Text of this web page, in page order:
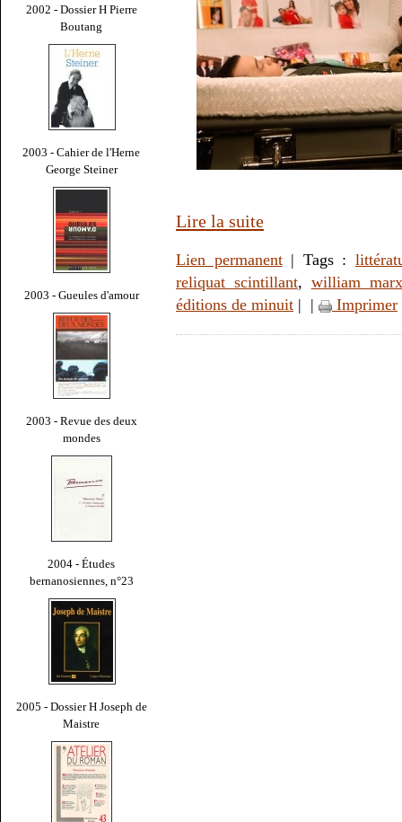
2002 - Dossier H Pierre
Boutang
2003 - Cahier de l'Herne
George Steiner
2003 - Gueules d'amour
2003 - Revue des deux
mondes
2004 - Études
bernanosiennes, n°23
2005 - Dossier H Joseph de
Maistre
Lire la suite
Lien permanent| Tags :
reliquat scintillant, william marx
éditions de minuit | | Imprimer